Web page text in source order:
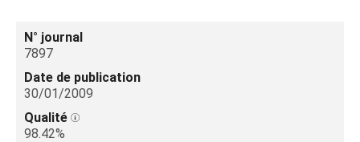
N° journal
7897
Date de publication
30/01/2009
Qualité
98.42%